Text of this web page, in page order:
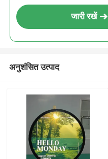
जारी रखें
अनुशंसित उत्पाद